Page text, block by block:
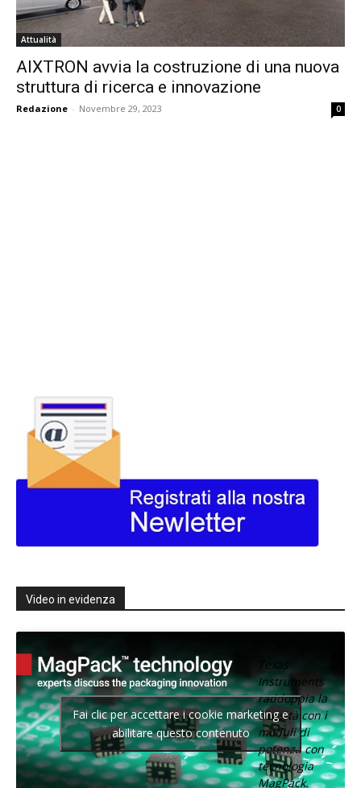
Attualità
AIXTRON avvia la costruzione di una nuova
struttura di ricerca e innovazione
Redazione - Novembre 29, 2023 0
Video in evidenza
Texas
Instruments
raddoppia la
densità con i
moduli di
potenza con
tecnologia
MagPack.
Fai clic per accettare i cookie marketing e
abilitare questo contenuto